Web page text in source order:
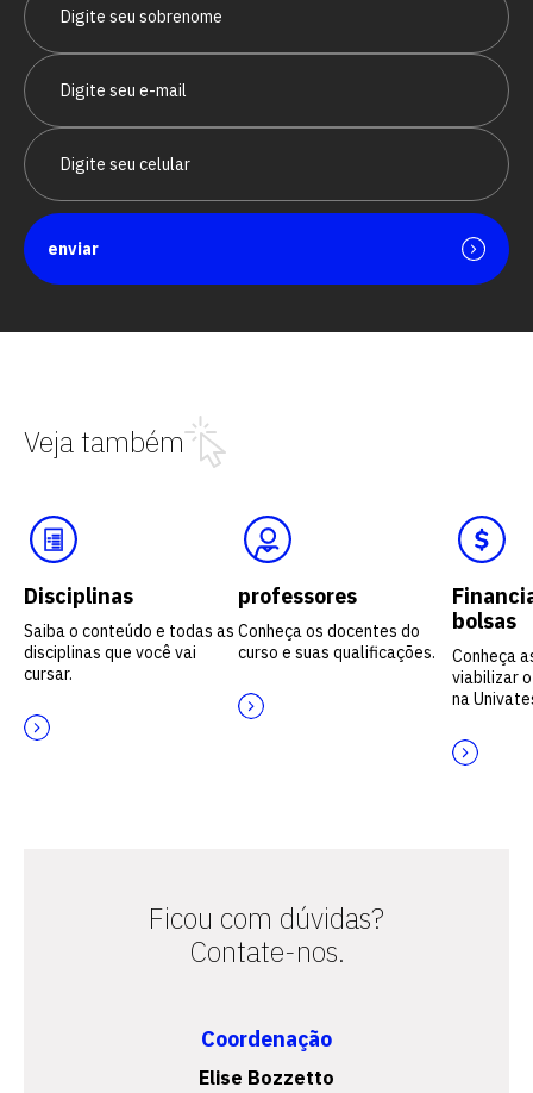
enviar
Veja também
Disciplinas
Saiba o conteúdo e todas as
disciplinas que você vai
cursar.
professores
Conheça os docentes do
curso e suas qualificações.
bolsas
Conheça
viabilizar
na
Ficou com dúvidas?
Contate-nos.
Coordenação
Elise Bozzetto